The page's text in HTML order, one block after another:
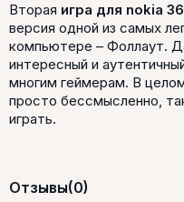
Вторая игра для nokia
версия одной из самых
компьютере – Фоллаут.
интересный и
многим геймерам. В
просто бессмысленно,
играть.
Отзывы(0)